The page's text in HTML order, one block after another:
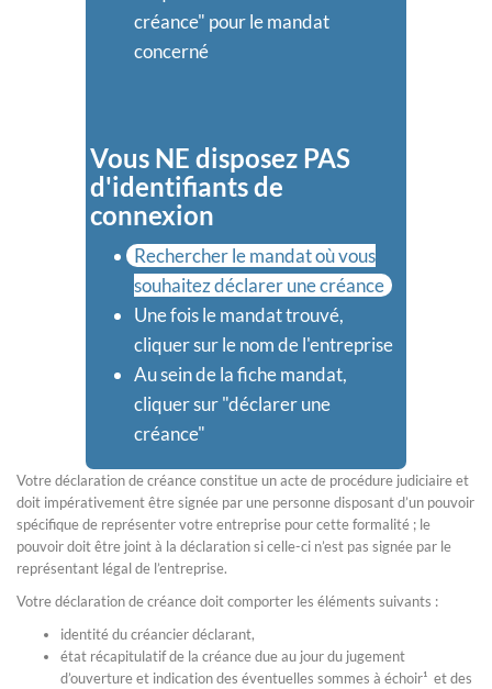
créance" pour le mandat
concerné
Vous NE disposez PAS
d'identifiants de
connexion
Rechercher le mandat où vous
souhaitez déclarer une créance
Une fois le mandat trouvé,
cliquer sur le nom de l'entreprise
Au sein de la fiche mandat,
cliquer sur "déclarer une
créance"
Votre déclaration de créance constitue un acte de procédure judiciaire et
doit impérativement être signée par une personne disposant d’un pouvoir
spécifique de représenter votre entreprise pour cette formalité ; le
pouvoir doit être joint à la déclaration si celle-ci n’est pas signée par le
représentant légal de l’entreprise.
Votre déclaration de créance doit comporter les éléments suivants :
identité du créancier déclarant,
état récapitulatif de la créance due au jour du jugement
d’ouverture et indication des éventuelles sommes à échoir¹ et des